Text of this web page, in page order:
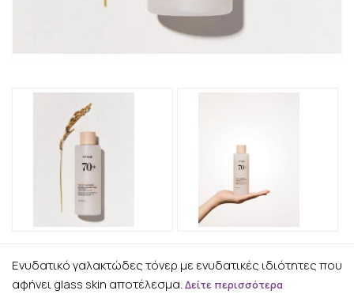
Ενυδατικό γαλακτώδες τόνερ με ενυδατικές ιδιότητες που
αφήνει glass skin αποτέλεσμα. Δείτε περισσότερα